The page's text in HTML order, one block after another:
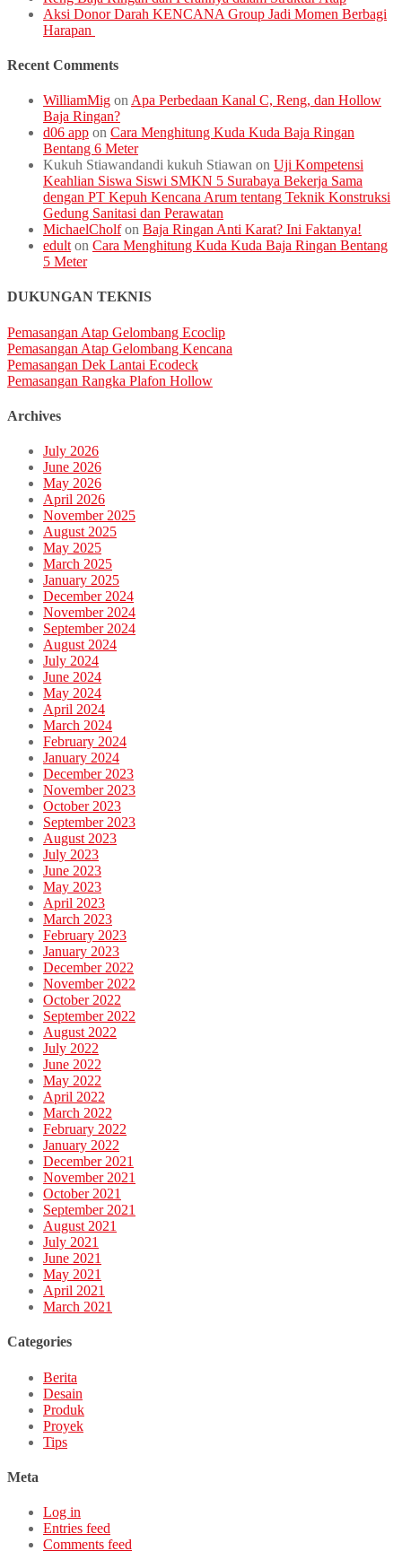
Aksi Donor Darah KENCANA Group Jadi Momen Berbagi
Harapan
Recent Comments
WilliamMig on Apa Perbedaan Kanal C, Reng, dan Hollow
Baja Ringan?
d06 app on Cara Menghitung Kuda Kuda Baja Ringan
Bentang 6 Meter
Kukuh Stiawandandi kukuh Stiawan on Uji Kompetensi
Keahlian Siswa Siswi SMKN 5 Surabaya Bekerja Sama
dengan PT Kepuh Kencana Arum tentang Teknik Konstruksi
Gedung Sanitasi dan Perawatan
MichaelCholfon Baja Ringan Anti Karat? Ini Faktanya!
edult on Cara Menghitung Kuda Kuda Baja Ringan Bentang
5 Meter
DUKUNGAN TEKNIS
Pemasangan Atap Gelombang Ecoclip
Pemasangan Atap Gelombang Kencana
Pemasangan Dek Lantai Ecodeck
Pemasangan Rangka Plafon Hollow
Archives
July 2026
June 2026
May 2026
April 2026
November 2025
August 2025
May 2025
March 2025
January 2025
December 2024
November 2024
September 2024
August 2024
July 2024
June 2024
May 2024
April 2024
March 2024
February 2024
January 2024
December 2023
November 2023
October 2023
September 2023
August 2023
July 2023
June 2023
May 2023
April 2023
March 2023
February 2023
January 2023
December 2022
November 2022
October 2022
September 2022
August 2022
July 2022
June 2022
May 2022
April 2022
March 2022
February 2022
January 2022
December 2021
November 2021
October 2021
September 2021
August 2021
July 2021
June 2021
May 2021
April 2021
March 2021
Categories
Berita
Desain
Produk
Proyek
Tips
Meta
Log in
Entries feed
Comments feed